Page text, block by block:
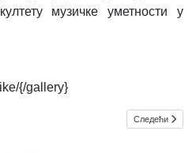
музичке уметности у
{/gallery}
Војислава Вучковића Следећи
Следећи